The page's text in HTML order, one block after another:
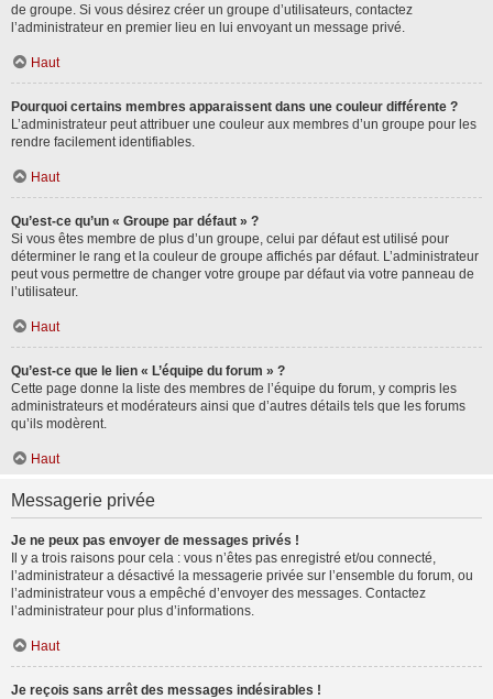
de groupe. Si vous désirez créer un groupe d’utilisateurs, contactez
l’administrateur en premier lieu en lui envoyant un message privé.
Haut
Pourquoi certains membres apparaissent dans une couleur différente ?
L’administrateur peut attribuer une couleur aux membres d’un groupe pour les
rendre facilement identifiables.
Haut
Qu’est-ce qu’un « Groupe par défaut » ?
Si vous êtes membre de plus d’un groupe, celui par défaut est utilisé pour
déterminer le rang et la couleur de groupe affichés par défaut. L’administrateur
peut vous permettre de changer votre groupe par défaut via votre panneau de
l’utilisateur.
Haut
Qu’est-ce que le lien « L’équipe du forum » ?
Cette page donne la liste des membres de l’équipe du forum, y compris les
administrateurs et modérateurs ainsi que d’autres détails tels que les forums
qu’ils modèrent.
Haut
Messagerie privée
Je ne peux pas envoyer de messages privés !
Il y a trois raisons pour cela : vous n’êtes pas enregistré et/ou connecté,
l’administrateur a désactivé la messagerie privée sur l’ensemble du forum, ou
l’administrateur vous a empêché d’envoyer des messages. Contactez
l’administrateur pour plus d’informations.
Haut
Je reçois sans arrêt des messages indésirables !